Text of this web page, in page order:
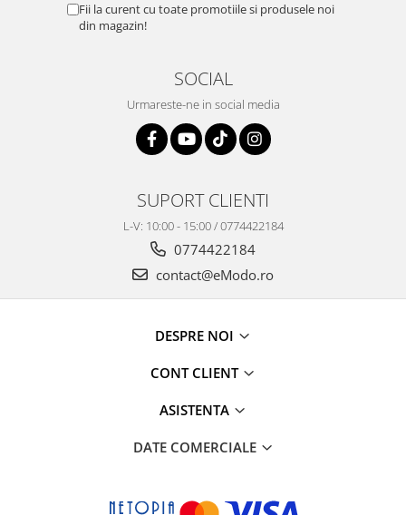
Fii la curent cu toate promotiile si produsele noi
din magazin!
SOCIAL
Urmareste-ne in social media
SUPORT CLIENTI
L-V: 10:00 - 15:00 / 0774422184
0774422184
contact@eModo.ro
DESPRE NOI
CONT CLIENT
ASISTENTA
DATE COMERCIALE